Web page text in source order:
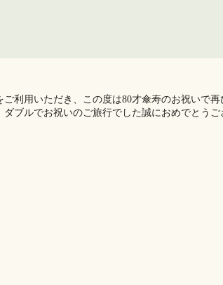
利用いただき、この度は80才傘寿のお祝いで
ブルでお祝いのご旅行でした️誠におめでとうご